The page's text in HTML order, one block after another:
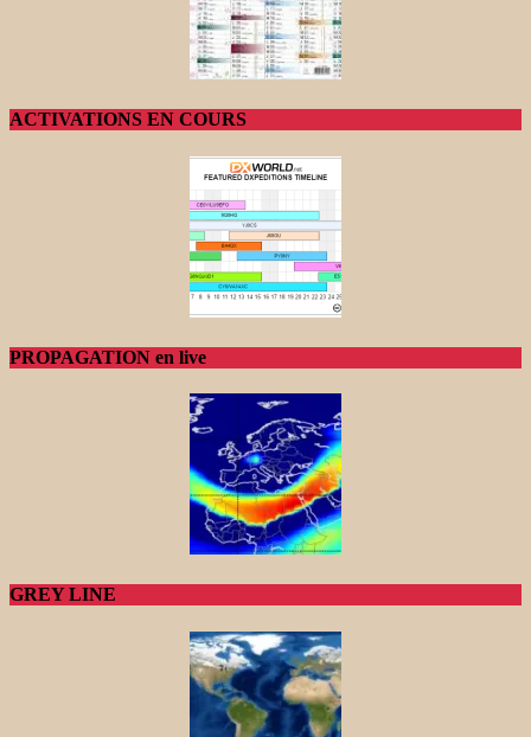
ACTIVATIONS EN COURS
PROPAGATION en live
GREY LINE